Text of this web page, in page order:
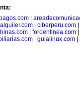
|
ciberperu.com
| foroenlinea.com|
| guialinux.com|